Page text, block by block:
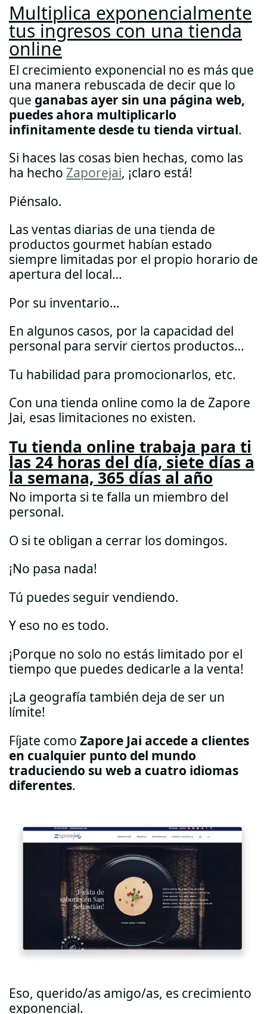
Multiplica exponencialmente
tus ingresos con una tienda
online
El crecimiento exponencial no es más que
una manera rebuscada de decir que lo
que ganabas ayer sin una página web,
puedes ahora multiplicarlo
infinitamente desde tu tienda virtual.
Si haces las cosas bien hechas, como las
ha hecho Zaporejai, ¡claro está!
Piénsalo.
Las ventas diarias de una tienda de
productos gourmet habían estado
siempre limitadas por el propio horario de
apertura del local…
Por su inventario…
En algunos casos, por la capacidad del
personal para servir ciertos productos…
Tu habilidad para promocionarlos, etc.
Con una tienda online como la de Zapore
Jai, esas limitaciones no existen.
Tu tienda online trabaja para ti
las 24 horas del día, siete días a
la semana, 365 días al año
No importa si te falla un miembro del
personal.
O si te obligan a cerrar los domingos.
¡No pasa nada!
Tú puedes seguir vendiendo.
Y eso no es todo.
¡Porque no solo no estás limitado por el
tiempo que puedes dedicarle a la venta!
¡La geografía también deja de ser un
límite!
Fíjate como Zapore Jai accede a clientes
en cualquier punto del mundo
traduciendo su web a cuatro idiomas
diferentes.
Eso, querido/as amigo/as, es crecimiento
exponencial.